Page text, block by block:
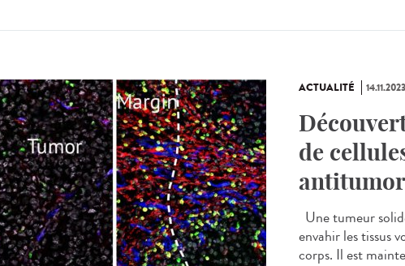
ACTUALITÉ 14.11.2023
de
Une tumeur
envahir les tissus
corps. Il est